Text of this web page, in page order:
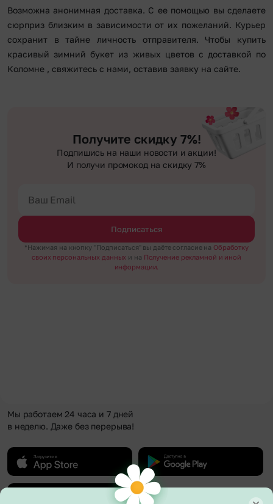
Возможна анонимная доставка. С ее помощью вы сделаете
сюрприз близким в зависимости от их пожеланий. Курьер
сохранит в тайне личность отправителя. Чтобы купить
красивый зимний букет из живых цветов с доставкой по
Коломне , свяжитесь с нами, оставив заявку на сайте.
Получите скидку 7%!
Подпишись на наши новости и акции!
И получи промокод на скидку 7%
Подписаться
*Нажимая на кнопку "Подписаться" вы даёте согласие на Обработку
своих персональных данных и на Получение рекламной и иной
информации.
Мы работаем 24 часа и 7 дней
в неделю. Даже без перерыва!